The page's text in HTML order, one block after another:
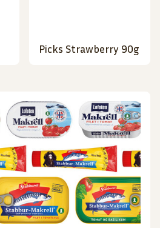
Picks Strawberry 90g